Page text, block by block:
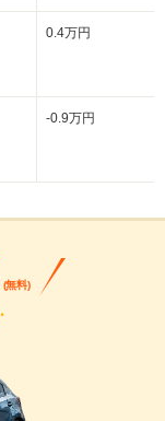
0.4万円
-0.9万円
(無料)